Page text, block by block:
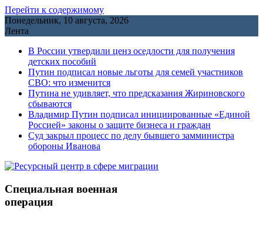
Перейти к содержимому
Понедельник, 10 августа, 2026
Лента
В России утвердили ценз оседлости для получения
детских пособий
Путин подписал новые льготы для семей участников
СВО: что изменится
Путина не удивляет, что предсказания Жириновского
сбываются
Владимир Путин подписал инициированные «Единой
Россией» законы о защите бизнеса и граждан
Cуд закрыл процесс по делу бывшего замминистра
обороны Иванова
Специальная военная
операция